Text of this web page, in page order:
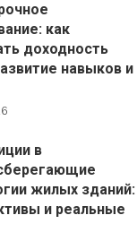
как
доходность
навыков и
в
жилых зданий:
и реальные